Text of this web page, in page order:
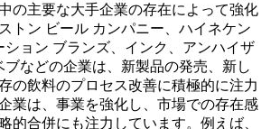
の主要な大手企業の存在によって強化
トン ビール カンパニー、ハイネケン
ョン ブランズ、インク、アンハイザ
ブなどの企業は、新製品の発売、新し
の飲料のプロセス改善に積極的に注力
業は、事業を強化し、市場での存在感
的合併にも注力しています。例えば、